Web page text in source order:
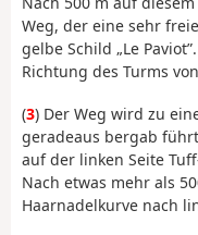
Weg, der eine sehr
gelbe Schild „Le
Richtung des Turms
(3) Der Weg wird zu
geradeaus bergab
auf der linken Seite
Nach etwas mehr als
Haarnadelkurve nach